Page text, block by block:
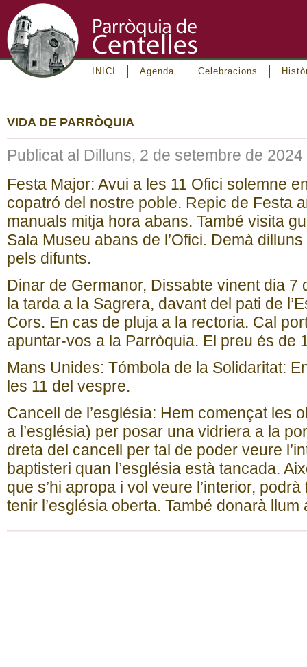
INICI Agenda Celebracions
VIDA DE PARRÒQUIA
Publicat al Dilluns, 2 de setembre de 2024
Festa Major: Avui a les 11 Ofici solemne
copatró del nostre poble. Repic de Festa
manuals mitja hora abans. També visita
Sala Museu abans de l’Ofici. Demà
pels difunts.
Dinar de Germanor, Dissabte vinent dia 7
la tarda a la Sagrera, davant del pati de
Cors. En cas de pluja a la rectoria. Cal
apuntar-vos a la Parròquia. El preu és de
Mans Unides: Tómbola de la Solidaritat:
les 11 del vespre.
Cancell de l’església: Hem començat les
a l’església) per posar una vidriera a la
dreta del cancell per tal de poder veure
baptisteri quan l’església està tancada.
que s’hi apropa i vol veure l’interior,
tenir l’església oberta. També donarà llum